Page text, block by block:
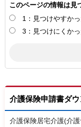
このページの情報は見
1：見つけやすか
3：見つけにくか
介護保険申請書ダ
介護保険居宅介護(介